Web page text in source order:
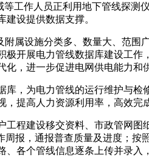
作人员正利用地下管线探测
设提供数据支撑。
设施分类多、数量大、范围
开展电力管线数据库建设工
，进一步促进电网供电能力和
为电力管线的运行维护与检
提高人力资源利用率，高效完
建设移交资料、市政管网图
报，通报普查质量及进度；
各个管线信息逐条上传并录